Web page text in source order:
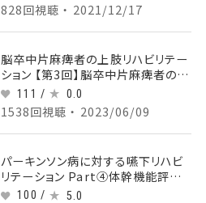
828回視聴 ・ 2021/12/17
脳卒中片麻痺者の上肢リハビリテー
ション 【第3回】脳卒中片麻痺者のリ
ーチ動作と手の機能～食事動作にお
ける箸操作～ Part③上肢・手のア
プローチ
111 / 0.0
1538回視聴 ・ 2023/06/09
パーキンソン病に対する嚥下リハビ
リテーション Part④体幹機能評価
と介入の紹介
100 / 5.0